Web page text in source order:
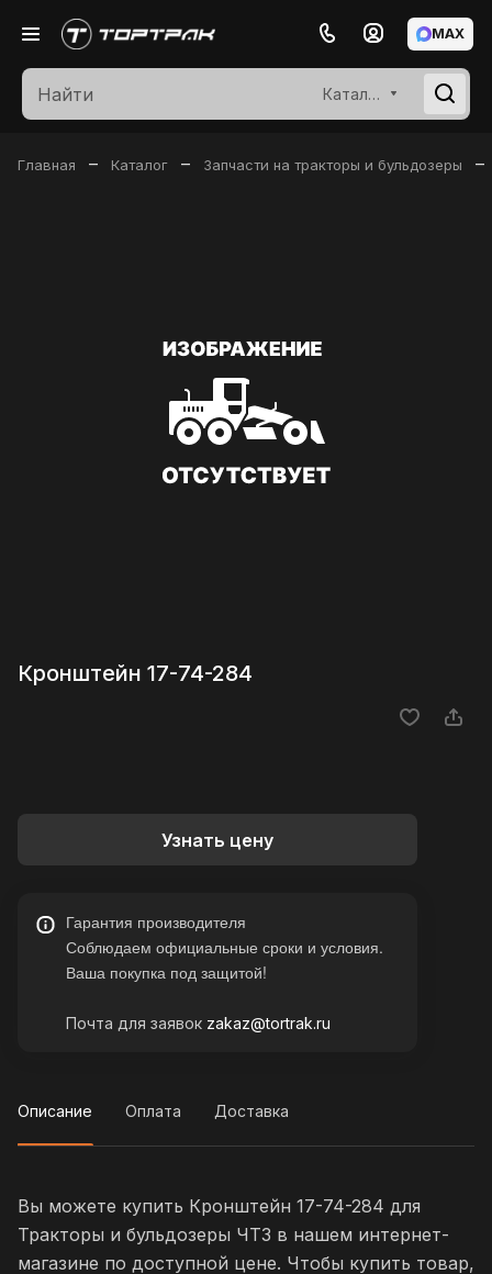
Каталог
MAX
Главная – Каталог – Запчасти на тракторы и бульдозеры –
Кронштейн 17-74-284
Узнать цену
Гарантия производителя
Соблюдаем официальные сроки и условия.
Ваша покупка под защитой!
Почта для заявок zakaz@tortrak.ru
Описание Оплата Доставка
Вы можете купить Кронштейн 17-74-284 для
Тракторы и бульдозеры ЧТЗ в нашем интернет-
магазине по доступной цене. Чтобы купить товар,